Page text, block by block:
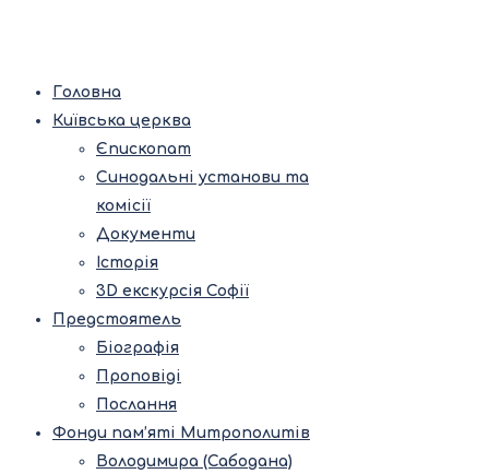
Головна
Київська церква
Єпископат
Синодальні установи та
комісії
Документи
Історія
3D екскурсія Софії
Предстоятель
Біографія
Проповіді
Послання
Фонди пам’яті Митрополитів
Володимира (Сабодана)